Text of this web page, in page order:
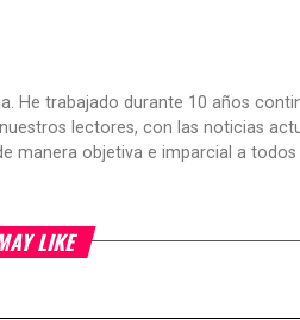
He trabajado durante 10 años
lectores, con las noticias
manera objetiva e imparcial a
LIKE